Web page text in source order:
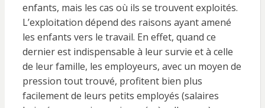
enfants, mais les cas où ils se trouvent exploités.
L’exploitation dépend des raisons ayant amené
les enfants vers le travail. En effet, quand ce
dernier est indispensable à leur survie et à celle
de leur famille, les employeurs, avec un moyen de
pression tout trouvé, profitent bien plus
facilement de leurs petits employés (salaires